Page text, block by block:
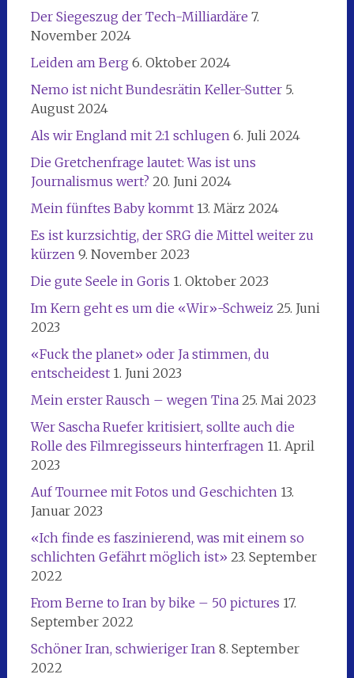
Der Siegeszug der Tech-Milliardäre 7.
November 2024
Leiden am Berg 6. Oktober 2024
Nemo ist nicht Bundesrätin Keller-Sutter 5.
August 2024
Als wir England mit 2:1 schlugen 6. Juli 2024
Die Gretchenfrage lautet: Was ist uns
Journalismus wert? 20. Juni 2024
Mein fünftes Baby kommt 13. März 2024
Es ist kurzsichtig, der SRG die Mittel weiter zu
kürzen 9. November 2023
Die gute Seele in Goris 1. Oktober 2023
Im Kern geht es um die «Wir»-Schweiz 25. Juni
2023
«Fuck the planet» oder Ja stimmen, du
entscheidest 1. Juni 2023
Mein erster Rausch – wegen Tina 25. Mai 2023
Wer Sascha Ruefer kritisiert, sollte auch die
Rolle des Filmregisseurs hinterfragen 11. April
2023
Auf Tournee mit Fotos und Geschichten 13.
Januar 2023
«Ich finde es faszinierend, was mit einem so
schlichten Gefährt möglich ist» 23. September
2022
From Berne to Iran by bike – 50 pictures 17.
September 2022
Schöner Iran, schwieriger Iran 8. September
2022